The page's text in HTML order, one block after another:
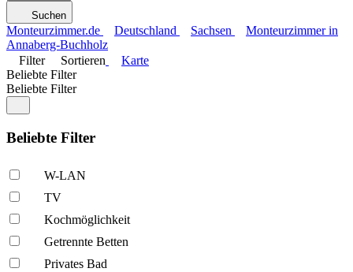
Suchen
Monteurzimmer.de Deutschland Sachsen
Monteurzimmer in
Annaberg-Buchholz
Filter
Sortieren
Karte
Beliebte Filter
Beliebte Filter
Beliebte Filter
W-LAN
TV
Kochmöglich­keit
Getrennte Betten
Privates Bad